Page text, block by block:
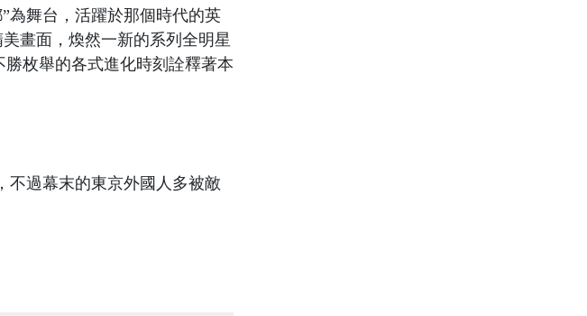
為舞台，活躍於那個時代的英
畫面，煥然一新的系列全明星
枚舉的各式進化時刻詮釋著本
不過幕末的東京外國人多被敵